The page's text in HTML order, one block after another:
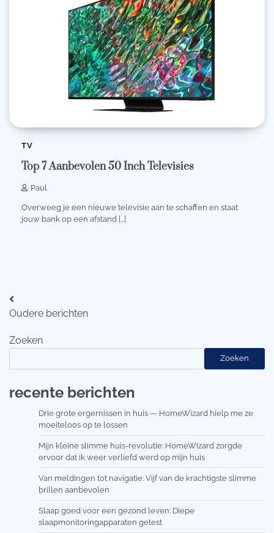
TV
Top 7 Aanbevolen 50 Inch Televisies
Paul
Overweeg je een nieuwe televisie aan te schaffen en staat
jouw bank op een afstand […]
Berichtennavigatie
Oudere berichten
Zoeken
Zoeken
recente berichten
Drie grote ergernissen in huis — HomeWizard hielp me ze
moeiteloos op te lossen
Mijn kleine slimme huis-revolutie: HomeWizard zorgde
ervoor dat ik weer verliefd werd op mijn huis
Van meldingen tot navigatie: Vijf van de krachtigste slimme
brillen aanbevolen
Slaap goed voor een gezond leven: Diepe
slaapmonitoringapparaten getest